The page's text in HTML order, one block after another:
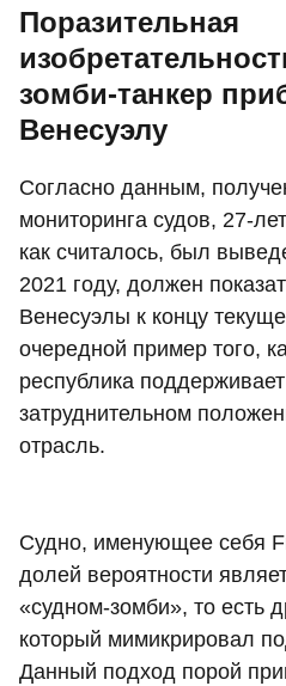
Поразительная
зомби-танкер
Венесуэлу
Согласно данным,
мониторинга судов, 27-
как считалось, был
2021 году, должен
Венесуэлы к концу
очередной пример того,
республика
затруднительном
отрасль.
Судно, именующее себя
долей вероятности
«судном-зомби», то есть
который мимикрировал
Данный подход порой